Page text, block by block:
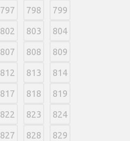
797 798 799
802 803 804
807 808 809
812 813 814
817 818 819
822 823 824
827 828 829